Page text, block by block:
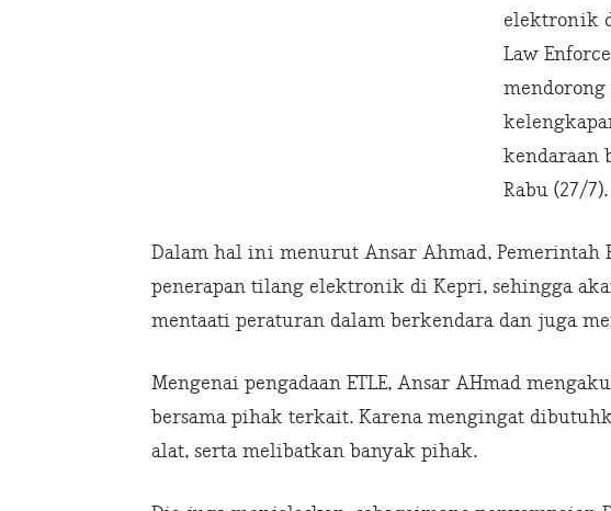
elektronik
Law
kendaraan
Rabu (27/7).
Dalam hal ini menurut Ansar Ahmad,
penerapan tilang elektronik di Kepri, sehingga
mentaati peraturan dalam berkendara dan juga
Mengenai pengadaan ETLE, Ansar AHmad
bersama pihak terkait. Karena mengingat
alat, serta melibatkan banyak pihak.